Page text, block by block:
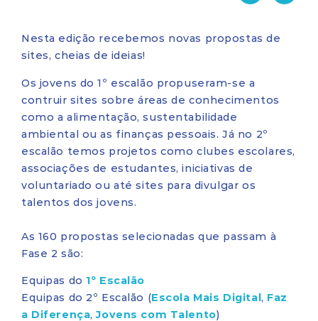
Nesta edição recebemos novas propostas de
sites, cheias de ideias!
Os jovens do 1º escalão propuseram-se a
contruir sites sobre áreas de conhecimentos
como a alimentação, sustentabilidade
ambiental ou as finanças pessoais. Já no 2º
escalão temos projetos como clubes escolares,
associações de estudantes, iniciativas de
voluntariado ou até sites para divulgar os
talentos dos jovens.
As 160 propostas selecionadas que passam à
Fase 2 são:
Equipas do 1º Escalão
Equipas do 2º Escalão (Escola Mais Digital, Faz
a Diferença,Jovens com Talento)